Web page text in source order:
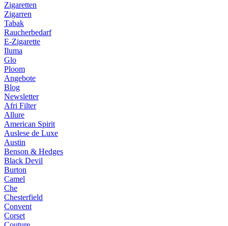
Zigaretten
Zigarren
Tabak
Raucherbedarf
E-Zigarette
Iluma
Glo
Ploom
Angebote
Blog
Newsletter
Afri Filter
Allure
American Spirit
Auslese de Luxe
Austin
Benson & Hedges
Black Devil
Burton
Camel
Che
Chesterfield
Convent
Corset